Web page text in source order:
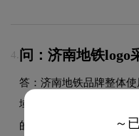
4. 问：济南地铁logo
答：济南地铁品牌整体
域的品牌定位，以低饱
的品牌气质，契合品质
～